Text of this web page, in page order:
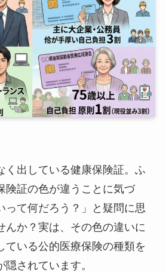
く出している健康保険証。ふ
険証の色が違うことに気づ
って何だろう？」と疑問に思
んか？実は、その色の違いに
ている公的医療保険の種類を
されています。